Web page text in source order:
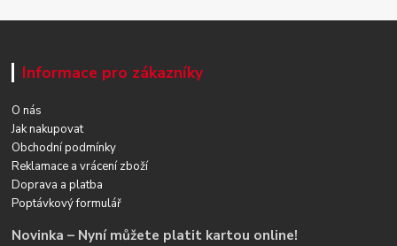
Informace pro zákazníky
O nás
Jak nakupovat
Obchodní podmínky
Reklamace a vrácení zboží
Doprava a platba
Poptávkový formulář
Novinka – Nyní můžete platit kartou online!